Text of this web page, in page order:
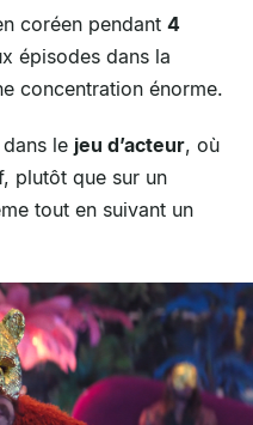
coréen pendant 4
épisodes dans la
concentration énorme.
le jeu d’acteur, où
plutôt que sur un
tout en suivant un